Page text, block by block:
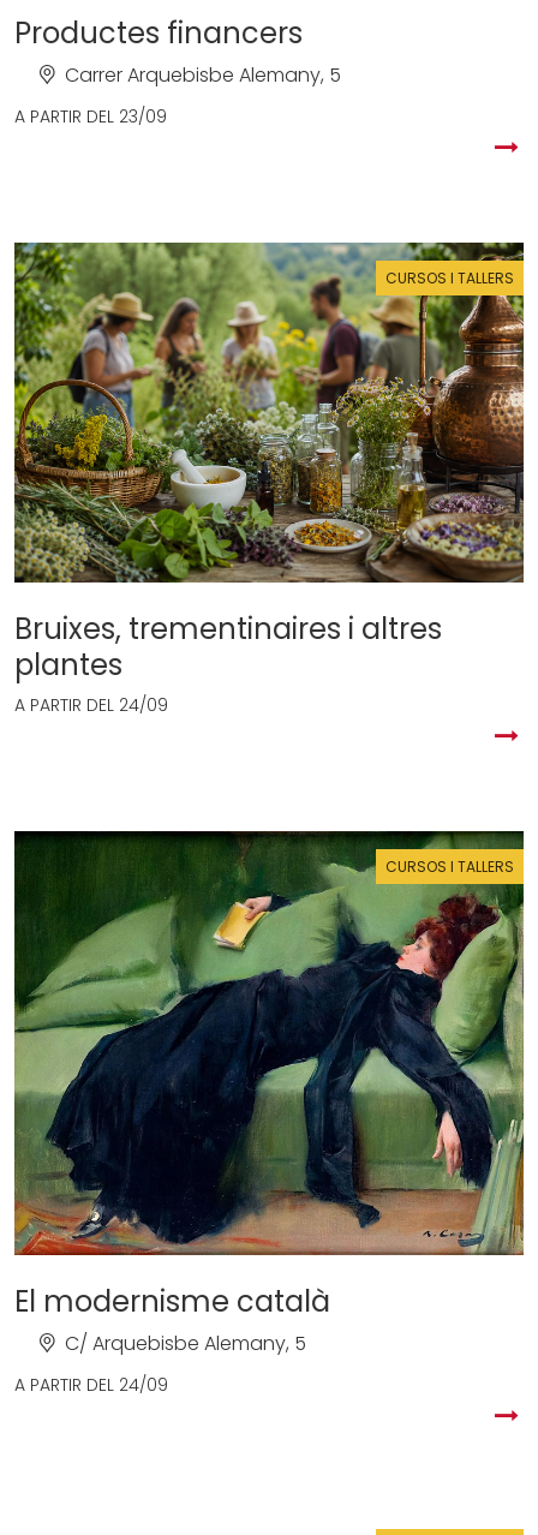
Productes financers
Carrer Arquebisbe Alemany, 5
A PARTIR DEL 23/09
CURSOS I TALLERS
Bruixes, trementinaires i altres
plantes
A PARTIR DEL 24/09
CURSOS I TALLERS
El modernisme català
C/ Arquebisbe Alemany, 5
A PARTIR DEL 24/09